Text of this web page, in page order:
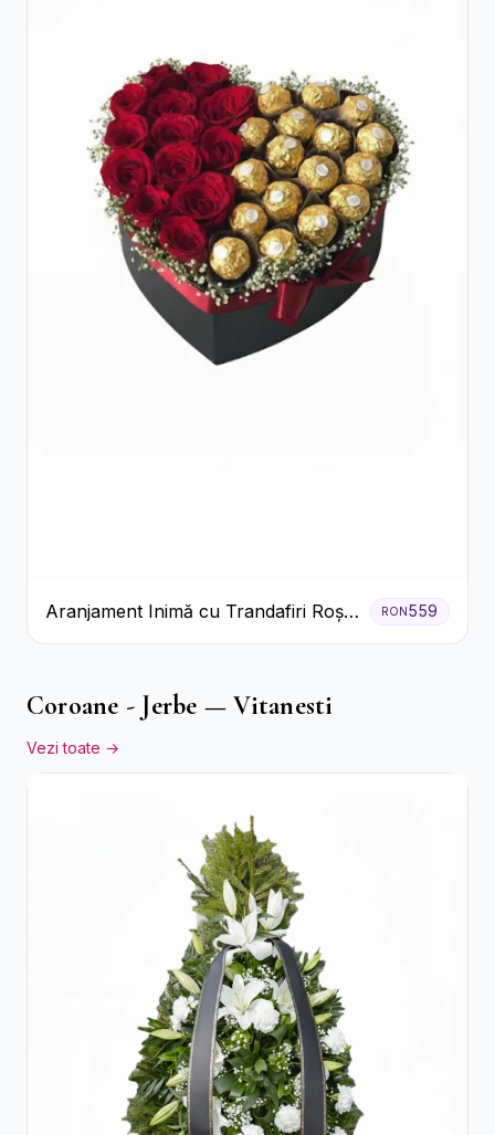
Aranjament Inimă cu Trandafiri Roșii
și Ciocolată Ferrero Rocher
RON559
Coroane - Jerbe — Vitanesti
Vezi toate →